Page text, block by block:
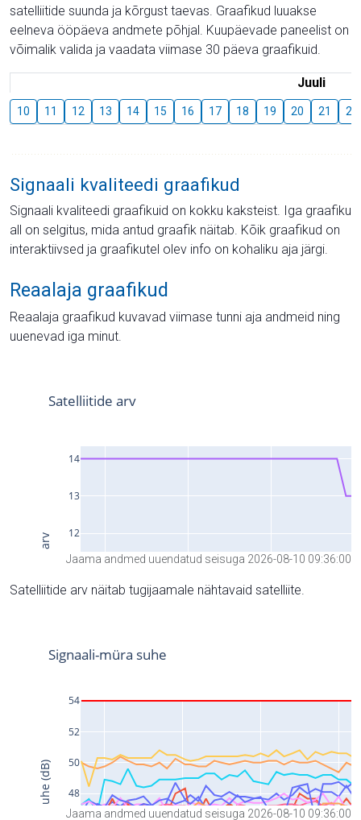
satelliitide suunda ja kõrgust taevas. Graafikud luuakse
eelneva ööpäeva andmete põhjal. Kuupäevade paneelist on
võimalik valida ja vaadata viimase 30 päeva graafikuid.
Juuli
10 11 12 13 14 15 16 17 18 19 20 21 22
Signaali kvaliteedi graafikud
Signaali kvaliteedi graafikuid on kokku kaksteist. Iga graafiku
all on selgitus, mida antud graafik näitab. Kõik graafikud on
interaktiivsed ja graafikutel olev info on kohaliku aja järgi.
Reaalaja graafikud
Reaalaja graafikud kuvavad viimase tunni aja andmeid ning
uuenevad iga minut.
Jaama andmed uuendatud seisuga 2026-08-10 09:36:00
Satelliitide arv näitab tugijaamale nähtavaid satelliite.
Jaama andmed uuendatud seisuga 2026-08-10 09:36:00